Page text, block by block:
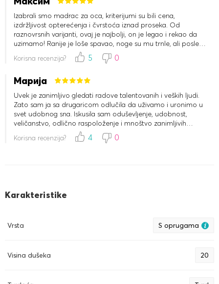
Izabrali smo madrac za oca, kriterijumi su bili cena,
izdržljivost opterećenja i čvrstoća iznad proseka. Od
raznovrsnih varijanti, ovaj je najbolji, on je legao i rekao da
uzimamo! Ranije je loše spavao, noge su mu trnle, ali posle
promene madraca kaže da dobro spava. Hvala na dobrom
madracu!
Korisna recenzija? 5 0
Марија
Uvek je zanimljivo gledati radove talentovanih i veških ljudi.
Zato sam ja sa drugaricom odlučila da uživamo i uronimo u
svet udobnog sna. Iskusila sam oduševljenje, udobnost,
veličanstvo, odlično raspoloženje i mnoštvo zanimljivih
osećanja od ovog matraca, ležeći na njemu oko pola sata...
to treba osetiti. Vraćam se ovde po jastucima sa bonusima i
Korisna recenzija? 4 0
Karakteristike
Vrsta S oprugama
Visina dušeka 20